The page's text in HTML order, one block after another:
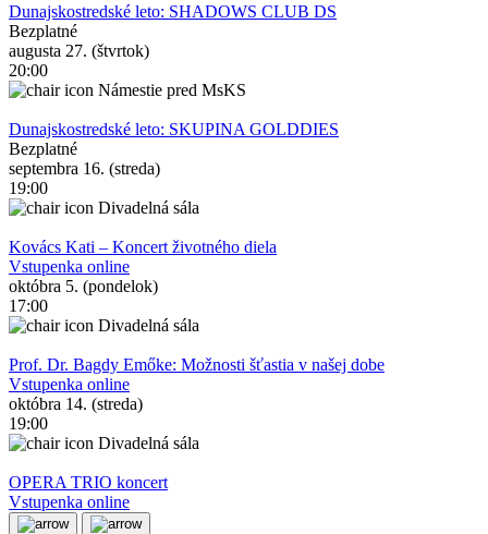
Dunajskostredské leto: SHADOWS CLUB DS
Bezplatné
augusta 27. (štvrtok)
20:00
Námestie pred MsKS
Dunajskostredské leto: SKUPINA GOLDDIES
Bezplatné
septembra 16. (streda)
19:00
Divadelná sála
Kovács Kati – Koncert životného diela
Vstupenka online
októbra 5. (pondelok)
17:00
Divadelná sála
Prof. Dr. Bagdy Emőke: Možnosti šťastia v našej dobe
Vstupenka online
októbra 14. (streda)
19:00
Divadelná sála
OPERA TRIO koncert
Vstupenka online